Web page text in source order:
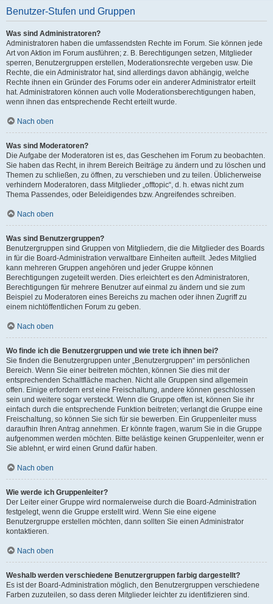
Benutzer-Stufen und Gruppen
Was sind Administratoren?
Administratoren haben die umfassendsten Rechte im Forum. Sie können jede
Art von Aktion im Forum ausführen; z. B. Berechtigungen setzen, Mitglieder
sperren, Benutzergruppen erstellen, Moderationsrechte vergeben usw. Die
Rechte, die ein Administrator hat, sind allerdings davon abhängig, welche
Rechte ihnen ein Gründer des Forums oder ein anderer Administrator erteilt
hat. Administratoren können auch volle Moderationsberechtigungen haben,
wenn ihnen das entsprechende Recht erteilt wurde.
Nach oben
Was sind Moderatoren?
Die Aufgabe der Moderatoren ist es, das Geschehen im Forum zu beobachten.
Sie haben das Recht, in ihrem Bereich Beiträge zu ändern und zu löschen und
Themen zu schließen, zu öffnen, zu verschieben und zu teilen. Üblicherweise
verhindern Moderatoren, dass Mitglieder „offtopic“, d. h. etwas nicht zum
Thema Passendes, oder Beleidigendes bzw. Angreifendes schreiben.
Nach oben
Was sind Benutzergruppen?
Benutzergruppen sind Gruppen von Mitgliedern, die die Mitglieder des Boards
in für die Board-Administration verwaltbare Einheiten aufteilt. Jedes Mitglied
kann mehreren Gruppen angehören und jeder Gruppe können
Berechtigungen zugeteilt werden. Dies erleichtert es den Administratoren,
Berechtigungen für mehrere Benutzer auf einmal zu ändern und sie zum
Beispiel zu Moderatoren eines Bereichs zu machen oder ihnen Zugriff zu
einem nichtöffentlichen Forum zu geben.
Nach oben
Wo finde ich die Benutzergruppen und wie trete ich ihnen bei?
Sie finden die Benutzergruppen unter „Benutzergruppen“ im persönlichen
Bereich. Wenn Sie einer beitreten möchten, können Sie dies mit der
entsprechenden Schaltfläche machen. Nicht alle Gruppen sind allgemein
offen. Einige erfordern erst eine Freischaltung, andere können geschlossen
sein und weitere sogar versteckt. Wenn die Gruppe offen ist, können Sie ihr
einfach durch die entsprechende Funktion beitreten; verlangt die Gruppe eine
Freischaltung, so können Sie sich für sie bewerben. Ein Gruppenleiter muss
daraufhin Ihren Antrag annehmen. Er könnte fragen, warum Sie in die Gruppe
aufgenommen werden möchten. Bitte belästige keinen Gruppenleiter, wenn er
Sie ablehnt, er wird einen Grund dafür haben.
Nach oben
Wie werde ich Gruppenleiter?
Der Leiter einer Gruppe wird normalerweise durch die Board-Administration
festgelegt, wenn die Gruppe erstellt wird. Wenn Sie eine eigene
Benutzergruppe erstellen möchten, dann sollten Sie einen Administrator
kontaktieren.
Nach oben
Weshalb werden verschiedene Benutzergruppen farbig dargestellt?
Es ist der Board-Administration möglich, den Benutzergruppen verschiedene
Farben zuzuteilen, so dass deren Mitglieder leichter zu identifizieren sind.